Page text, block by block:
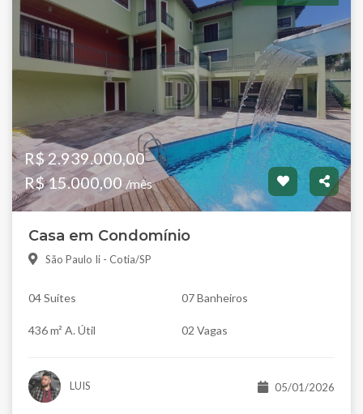
R$ 2.939.000,00
R$ 15.000,00 /mês
Casa em Condomínio
São Paulo Ii - Cotia/SP
04 Suítes 07 Banheiros
436 m² A. Útil 02 Vagas
LUIS 05/01/2026